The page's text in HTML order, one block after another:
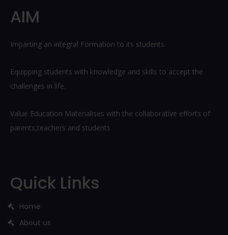
AIM
Imparting an integral Formation to its students.
Equipping students with knowledge and skills to accept the
challenges in life.
Value Education Materialises with the collaborative efforts of
parents,teachers and students
Quick Links
Home
About us